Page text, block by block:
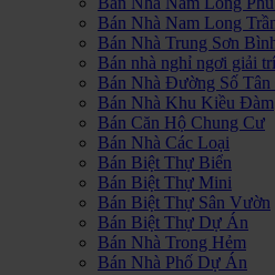
Bán Nhà Nam Long
Bán Nhà Trung Sơn
Bán nhà nghỉ ngơi giải trí
Bán Nhà Đường Số Tân
Bán Nhà Khu Kiều Đàm
Bán Căn Hộ Chung Cư
Bán Nhà Các Loại
Bán Biệt Thự Biển
Bán Biệt Thự Mini
Bán Biệt Thự Sân Vườn
Bán Biệt Thự Dự Án
Bán Nhà Trong Hẻm
Bán Nhà Phố Dự Án